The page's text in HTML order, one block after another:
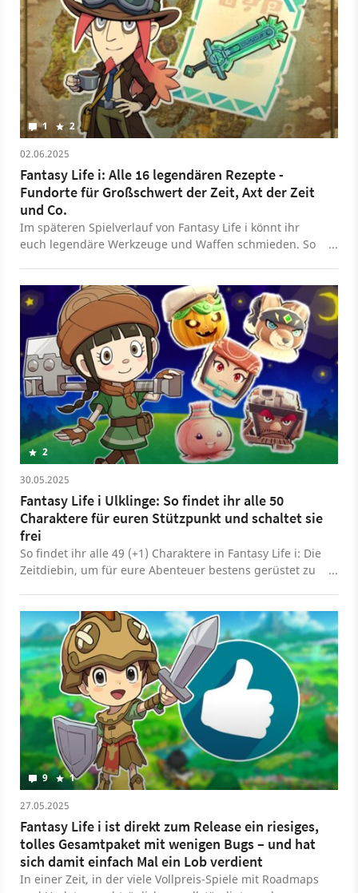
1 2
02.06.2025
Fantasy Life i: Alle 16 legendären Rezepte -
Fundorte für Großschwert der Zeit, Axt der Zeit
und Co.
Im späteren Spielverlauf von Fantasy Life i könnt ihr
euch legendäre Werkzeuge und Waffen schmieden. So
2
30.05.2025
Fantasy Life i Ulklinge: So findet ihr alle 50
Charaktere für euren Stützpunkt und schaltet sie
frei
So findet ihr alle 49 (+1) Charaktere in Fantasy Life i: Die
Zeitdiebin, um für eure Abenteuer bestens gerüstet zu
9 1
27.05.2025
Fantasy Life i ist direkt zum Release ein riesiges,
tolles Gesamtpaket mit wenigen Bugs – und hat
sich damit einfach Mal ein Lob verdient
In einer Zeit, in der viele Vollpreis-Spiele mit Roadmaps